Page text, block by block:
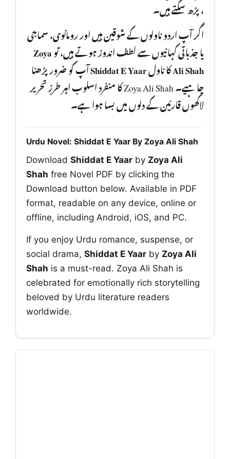
، پڑھ سکتے ہیں۔
اگر آپ اردو ناولوں کے شوقین ہیں اور رومانوی، سماجی
یا جذباتی کہانیوں سے لطف اندوز ہوتے ہیں، توZoya
Ali Shahکا ناولShiddat E Yaarآپ کو ضرور پڑھنا
چا ہیے۔ Zoya Ali Shah کا منفرد اسلوب اہر طرزِ تحریر
لاکھوں قارئین کے دلوں میں بسا ہوا ہے۔
Urdu Novel: Shiddat E Yaar By Zoya Ali Shah
Download Shiddat E Yaar by Zoya Ali
Shah free Novel PDF by clicking the
Download button below. Available in PDF
format, readable on any device, online or
offline, including Android, iOS, and PC.
If you enjoy Urdu romance, suspense, or
social drama, Shiddat E Yaar by Zoya Ali
Shah is a must-read. Zoya Ali Shah is
celebrated for emotionally rich storytelling
beloved by Urdu literature readers
worldwide.